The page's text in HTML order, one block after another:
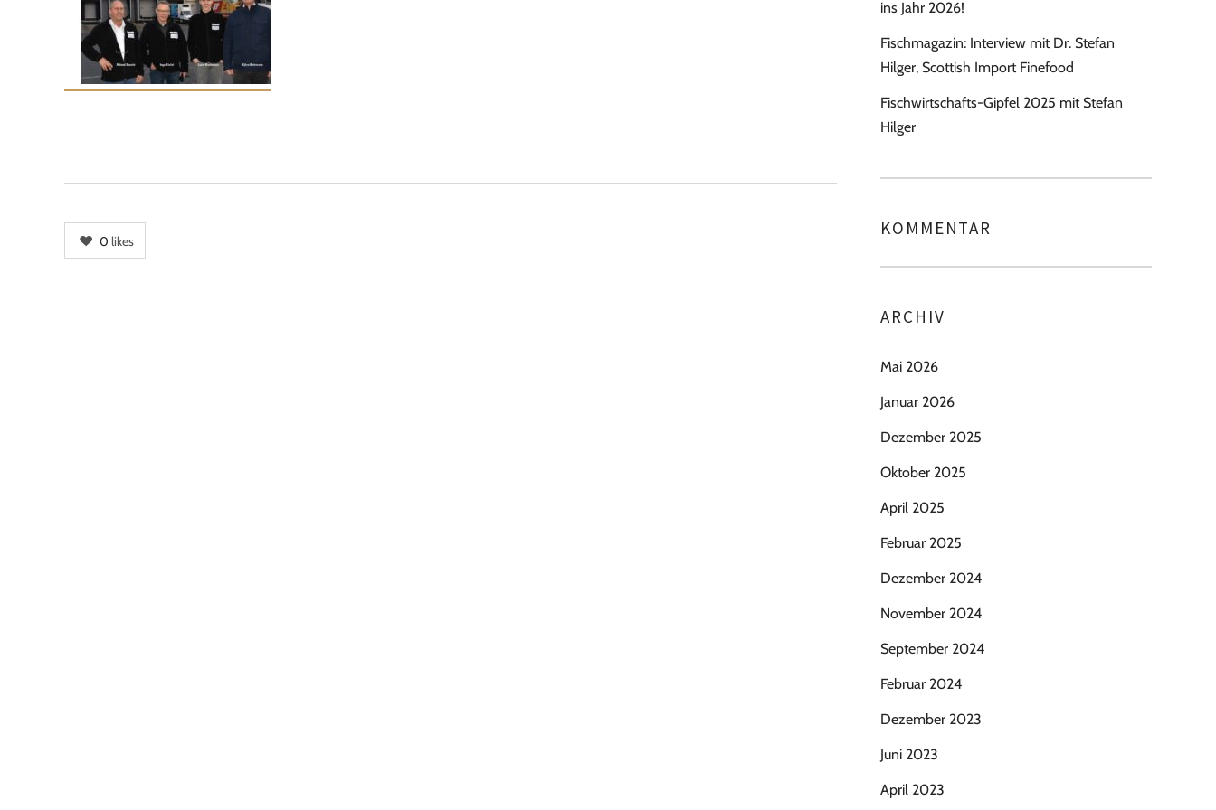
0 likes
ins Jahr 2026!
Fischmagazin: Interview mit Dr. Stefan
Hilger, Scottish Import Finefood
Fischwirtschafts-Gipfel 2025 mit Stefan
Hilger
KOMMENTAR
ARCHIV
Mai 2026
Januar 2026
Dezember 2025
Oktober 2025
April 2025
Februar 2025
Dezember 2024
November 2024
September 2024
Februar 2024
Dezember 2023
Juni 2023
April 2023